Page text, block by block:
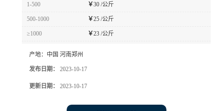
1-500 ￥30 /公斤
500-1000 ￥25 /公斤
≥1000 ￥23 /公斤
产地： 中国 河南郑州
发布日期： 2023-10-17
更新日期： 2023-10-17